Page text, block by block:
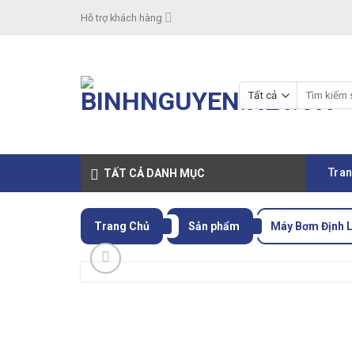
Hỗ trợ khách hàng
kiếm:
TẤT CẢ DANH MỤC
Trang Chủ Sản phẩm Máy Bơm Định